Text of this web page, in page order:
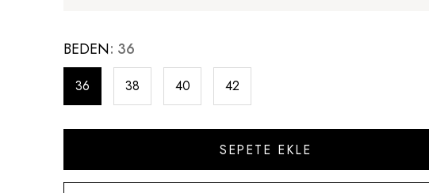
BEDEN 36
36 38 40 42